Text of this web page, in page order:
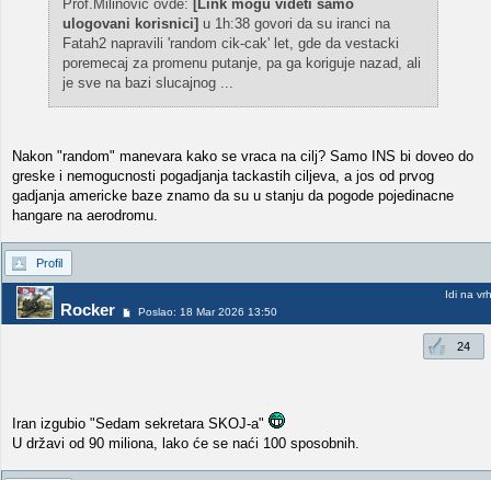
Prof.Milinović ovde:
[Link mogu videti samo
ulogovani korisnici] u 1h:38 govori da su iranci na
Fatah2 napravili 'random cik-cak' let, gde da vestacki
poremecaj za promenu putanje, pa ga koriguje nazad, ali
je sve na bazi slucajnog ...
Nakon "random" manevara kako se vraca na cilj? Samo INS bi doveo do
greske i nemogucnosti pogadjanja tackastih ciljeva, a jos od prvog
gadjanja americke baze znamo da su u stanju da pogode pojedinacne
hangare na aerodromu.
Profil
Rocker Poslao: 18 Mar 2026 13:50
Idi na vrh
24
Iran izgubio "Sedam sekretara SKOJ-a"
U državi od 90 miliona, lako će se naći 100 sposobnih.